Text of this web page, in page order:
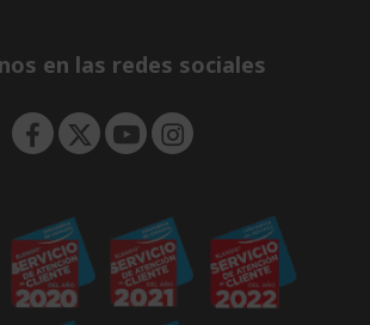
e
en las redes sociales